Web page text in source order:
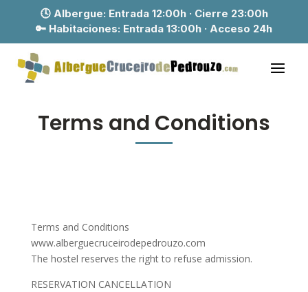
🕓 Albergue: Entrada 12:00h · Cierre 23:00h
🔑 Habitaciones: Entrada 13:00h · Acceso 24h
Terms and Conditions
Terms and Conditions
www.alberguecruceirodepedrouzo.com
The hostel reserves the right to refuse admission.
RESERVATION CANCELLATION